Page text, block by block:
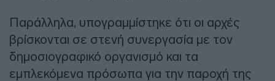
Παράλληλα, υπογραμμίστηκε ότι οι αρχές
βρίσκονται σε στενή συνεργασία με τον
δημοσιογραφικό οργανισμό και τα
εμπλεκόμενα πρόσωπα για την παροχή της